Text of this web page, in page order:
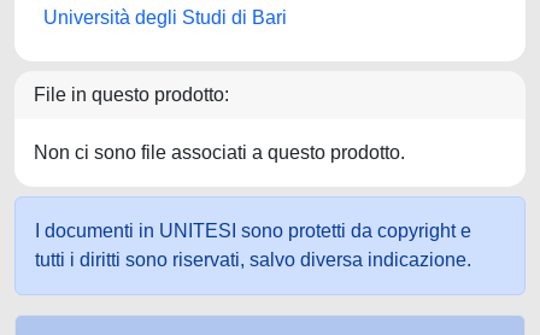
Università degli Studi di Bari
File in questo prodotto:
Non ci sono file associati a questo prodotto.
I documenti in UNITESI sono protetti da copyright e
tutti i diritti sono riservati, salvo diversa indicazione.